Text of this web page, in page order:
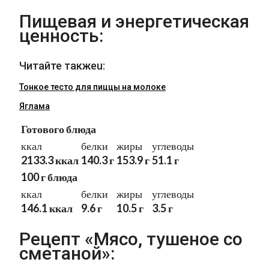
Пищевая и энергетическая
ценность:
Читайте такжеu:
Тонкое тесто для пиццы на молоке
Яглама
Готового блюда
ккал
2133.3 ккал
белки
140.3 г
жиры
153.9 г
углеводы
51.1 г
100 г блюда
ккал
146.1 ккал
белки
9.6 г
жиры
10.5 г
углеводы
3.5 г
Рецепт «Мясо, тушеное со
сметаной»: